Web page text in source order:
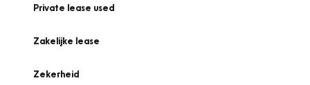
Private lease used
Zakelijke lease
Zekerheid